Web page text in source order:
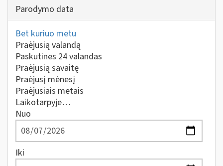
Parodymo data
Bet kuriuo metu
Praėjusią valandą
Paskutines 24 valandas
Praėjusią savaitę
Praėjusį mėnesį
Praėjusiais metais
Laikotarpyje…
Nuo
Iki